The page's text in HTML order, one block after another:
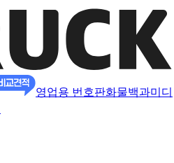
영업용 번호판화물백과미디